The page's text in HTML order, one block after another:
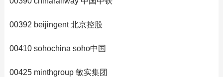
00392 beijingent 北京控股
00410 sohochina soho中国
00425 minthgroup 敏实集团